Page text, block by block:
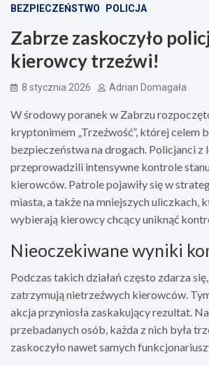
BEZPIECZEŃSTWO POLICJA
Zabrze zaskoczyło
kierowcy trzeźwi!
8 stycznia 2026 Adrian Domagała
W środowy poranek w Zabrzu
kryptonimem „Trzeźwość”, której celem
bezpieczeństwa na drogach. Policjanci
przeprowadzili intensywne kontrole
kierowców. Patrole pojawiły się w
miasta, a także na mniejszych uliczkach,
wybierają kierowcy chcący uniknąć
Nieoczekiwane wyniki
Podczas takich działań często zdarza
zatrzymują nietrzeźwych kierowców.
akcja przyniosła zaskakujący rezultat.
przebadanych osób, każda z nich była
zaskoczyło nawet samych